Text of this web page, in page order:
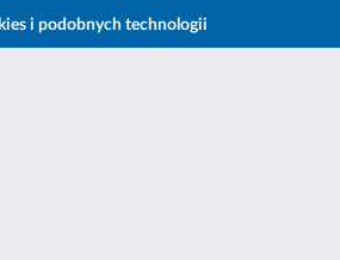
i podobnych technologii